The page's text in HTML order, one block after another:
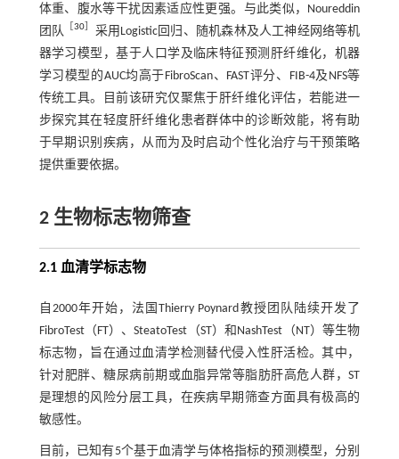
体重、腹水等干扰因素适应性更强。与此类似，Noureddin
团队 ［30］ 采用Logistic回归、随机森林及人工神经网络等机
器学习模型，基于人口学及临床特征预测肝纤维化，机器
学习模型的AUC均高于FibroScan、FAST评分、FIB-4及NFS等
传统工具。目前该研究仅聚焦于肝纤维化评估，若能进一
步探究其在轻度肝纤维化患者群体中的诊断效能，将有助
于早期识别疾病，从而为及时启动个性化治疗与干预策略
提供重要依据。
2 生物标志物筛查
2.1 血清学标志物
自2000年开始，法国Thierry Poynard教授团队陆续开发了
FibroTest（FT）、SteatoTest（ST）和NashTest（NT）等生物
标志物，旨在通过血清学检测替代侵入性肝活检。其中，
针对肥胖、糖尿病前期或血脂异常等脂肪肝高危人群，ST
是理想的风险分层工具，在疾病早期筛查方面具有极高的
敏感性。
目前，已知有5个基于血清学与体格指标的预测模型，分别